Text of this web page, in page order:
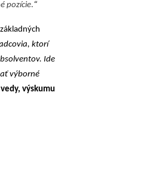
pozície. “
ktorí
Ide
výborné
výskumu